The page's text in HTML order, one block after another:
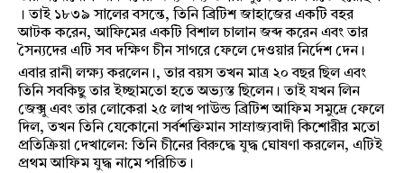
। তাই ১৮৩৯ সালের বসন্তে, তিনি ব্রিটিশ জাহাজের একটি বহর
আটক করেন, আফিমের একটি বিশাল চালান জব্দ করেন এবং তার
সৈন্যদের এটি সব দক্ষিণ চীন সাগরে ফেলে দেওয়ার নির্দেশ দেন।
এবার রানী লক্ষ্য করলেন।, তার বয়স তখন মাত্র ২০ বছর ছিল এবং
তিনি সবকিছু তার ইচ্ছামতো হতে অভ্যস্ত ছিলেন। তাই যখন লিন
জেক্সু এবং তার লোকেরা ২৫ লাখ পাউন্ড ব্রিটিশ আফিম সমুদ্রে ফেলে
দিল, তখন তিনি যেকোনো সর্বশক্তিমান সাম্রাজ্যবাদী কিশোরীর মতো
প্রতিক্রিয়া দেখালেন: তিনি চীনের বিরুদ্ধে যুদ্ধ ঘোষণা করলেন, এটিই
প্রথম আফিম যুদ্ধ নামে পরিচিত।